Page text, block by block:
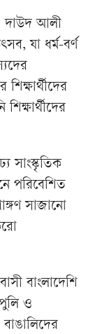
দাউদ আলী
যা ধর্ম-বর্ণ
সাংস্কৃতিক
পরিবেশিত
সাজানো
বাংলাদেশি
ও